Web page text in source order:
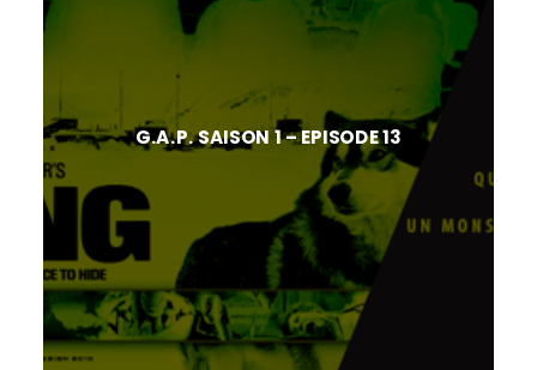
G.A.P. SAISON 1 – EPISODE 13